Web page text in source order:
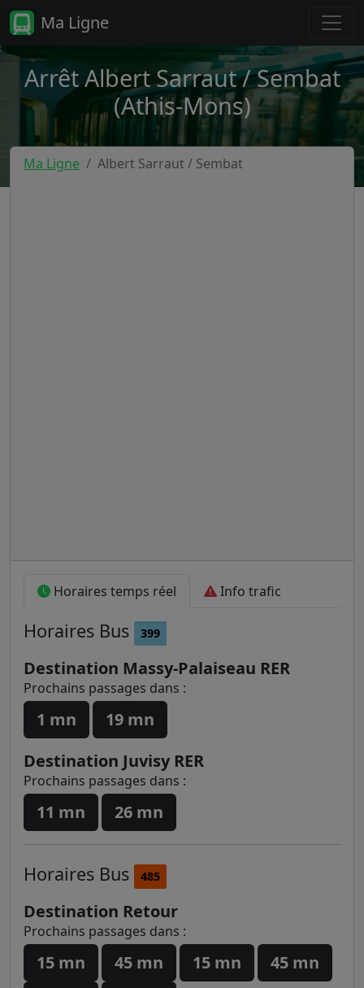
Ma Ligne
Arrêt Albert Sarraut / Sembat
(Athis-Mons)
Ma Ligne Albert Sarraut / Sembat
Horaires temps réel Info trafic
Horaires Bus 399
Destination Massy-Palaiseau RER
Prochains passages dans :
1 mn
19 mn
Destination Juvisy RER
Prochains passages dans :
11 mn 26 mn
Horaires Bus 485
Destination Retour
Prochains passages dans :
15 mn 45 mn 15 mn
45 mn